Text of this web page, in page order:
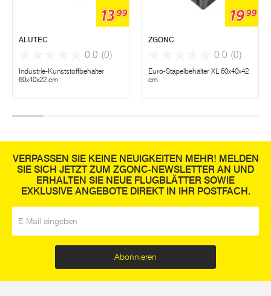
1399
ALUTEC
0.0 (0)
Industrie-Kunststoffbehälter
60x40x22 cm
1999
ZGONC
0.0 (0)
Euro-Stapelbehälter XL 60x40x42
cm
VERPASSEN SIE KEINE NEUIGKEITEN MEHR! MELDEN
SIE SICH JETZT ZUM ZGONC-NEWSLETTER AN UND
ERHALTEN SIE NEUE FLUGBLÄTTER SOWIE
EXKLUSIVE ANGEBOTE DIREKT IN IHR POSTFACH.
Abonnieren